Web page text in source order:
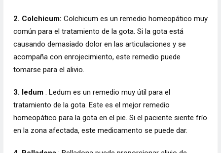
2. Colchicum: Colchicum es un remedio homeopático muy
común para el tratamiento de la gota. Si la gota está
causando demasiado dolor en las articulaciones y se
acompaña con enrojecimiento, este remedio puede
tomarse para el alivio.
3. ledum: Ledum es un remedio muy útil para el
tratamiento de la gota. Este es el mejor remedio
homeopático para la gota en el pie. Si el paciente siente frío
en la zona afectada, este medicamento se puede dar.